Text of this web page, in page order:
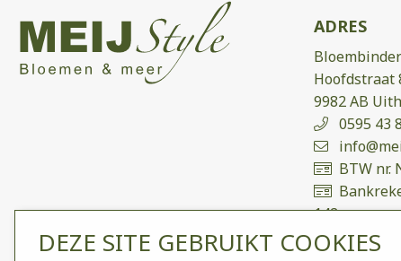
ADRES
Hoofdstraat
9982 AB
0595 43
BTW nr.
142
DEZE SITE GEBRUIKT COOKIES